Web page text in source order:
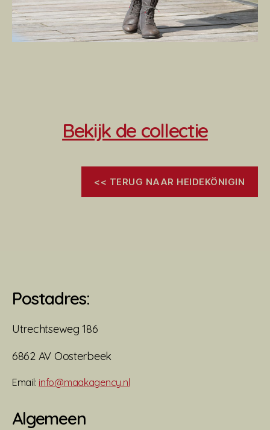
Bekijk de collectie
<< TERUG NAAR HEIDEKÖNIGIN
Postadres:
Utrechtseweg 186
6862 AV Oosterbeek
Email: info@maakagency.nl
Algemeen